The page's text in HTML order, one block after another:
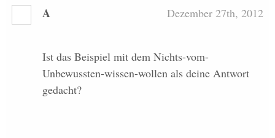
A Dezember 27th, 2012
Ist das Beispiel mit dem Nichts-vom-
Unbewussten-wissen-wollen als deine Antwort
gedacht?